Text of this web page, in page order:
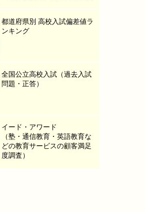
都道府県別 高校入試偏差値ラ
ンキング
全国公立高校入試（過去入試
問題・正答）
イード・アワード
（塾・通信教育・英語教育な
どの教育サービスの顧客満足
度調査）